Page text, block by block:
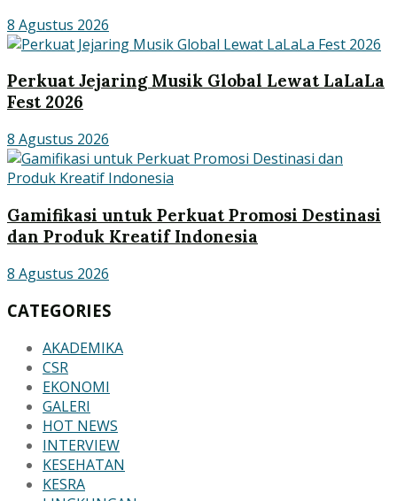
8 Agustus 2026
Perkuat Jejaring Musik Global Lewat LaLaLa
Fest 2026
8 Agustus 2026
Gamifikasi untuk Perkuat Promosi Destinasi
dan Produk Kreatif Indonesia
8 Agustus 2026
CATEGORIES
AKADEMIKA
CSR
EKONOMI
GALERI
HOT NEWS
INTERVIEW
KESEHATAN
KESRA